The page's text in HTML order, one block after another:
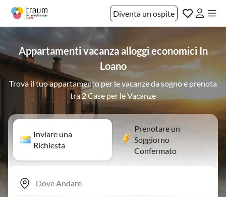
Diventa un ospite
Appartamenti vacanza alloggi economici In
Loano
Trova il tuo appartamento per le vacanze da sogno e prenota
tra 2 Case per le Vacanze
Inviare una
Richiesta
Prenotare un
Soggiorno
Confermato